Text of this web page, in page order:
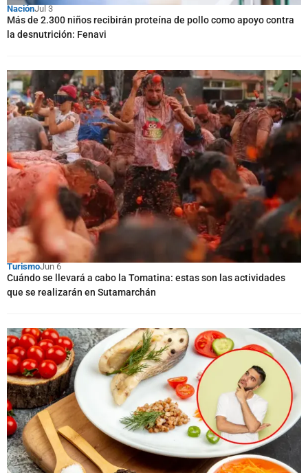
NaciónJul 3
Más de 2.300 niños recibirán proteína de pollo como apoyo contra
la desnutrición: Fenavi
TurismoJun 6
Cuándo se llevará a cabo la Tomatina: estas son las actividades
que se realizarán en Sutamarchán